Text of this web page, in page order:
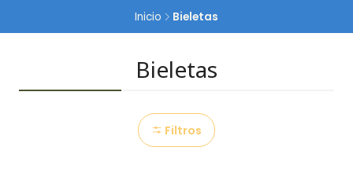
Inicio Bieletas
Bieletas
Filtros